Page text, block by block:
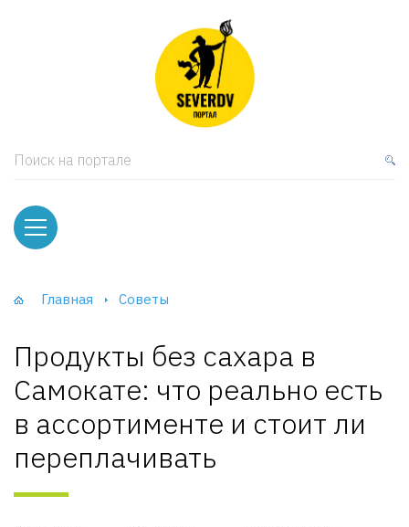
Поиск на портале
Главная Советы
Продукты без сахара в
Самокате: что реально есть
в ассортименте и стоит ли
переплачивать
и тумбы